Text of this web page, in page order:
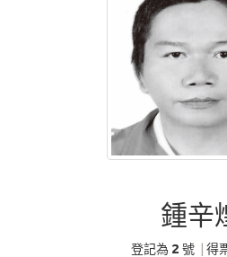
鍾辛
登記為 2 號 得